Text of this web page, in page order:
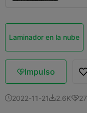
Laminador en la nube
Impulso
2022-11-212.6K27